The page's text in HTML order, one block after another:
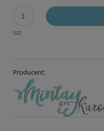
szt
Producent: